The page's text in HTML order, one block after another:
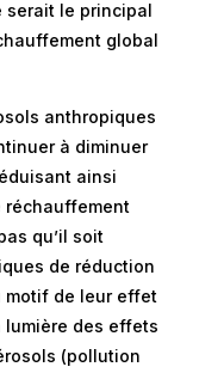
serait le principal
global
anthropiques
à diminuer
ainsi
réchauffement
qu’il soit
de réduction
motif de leur effet
lumière des effets
(pollution